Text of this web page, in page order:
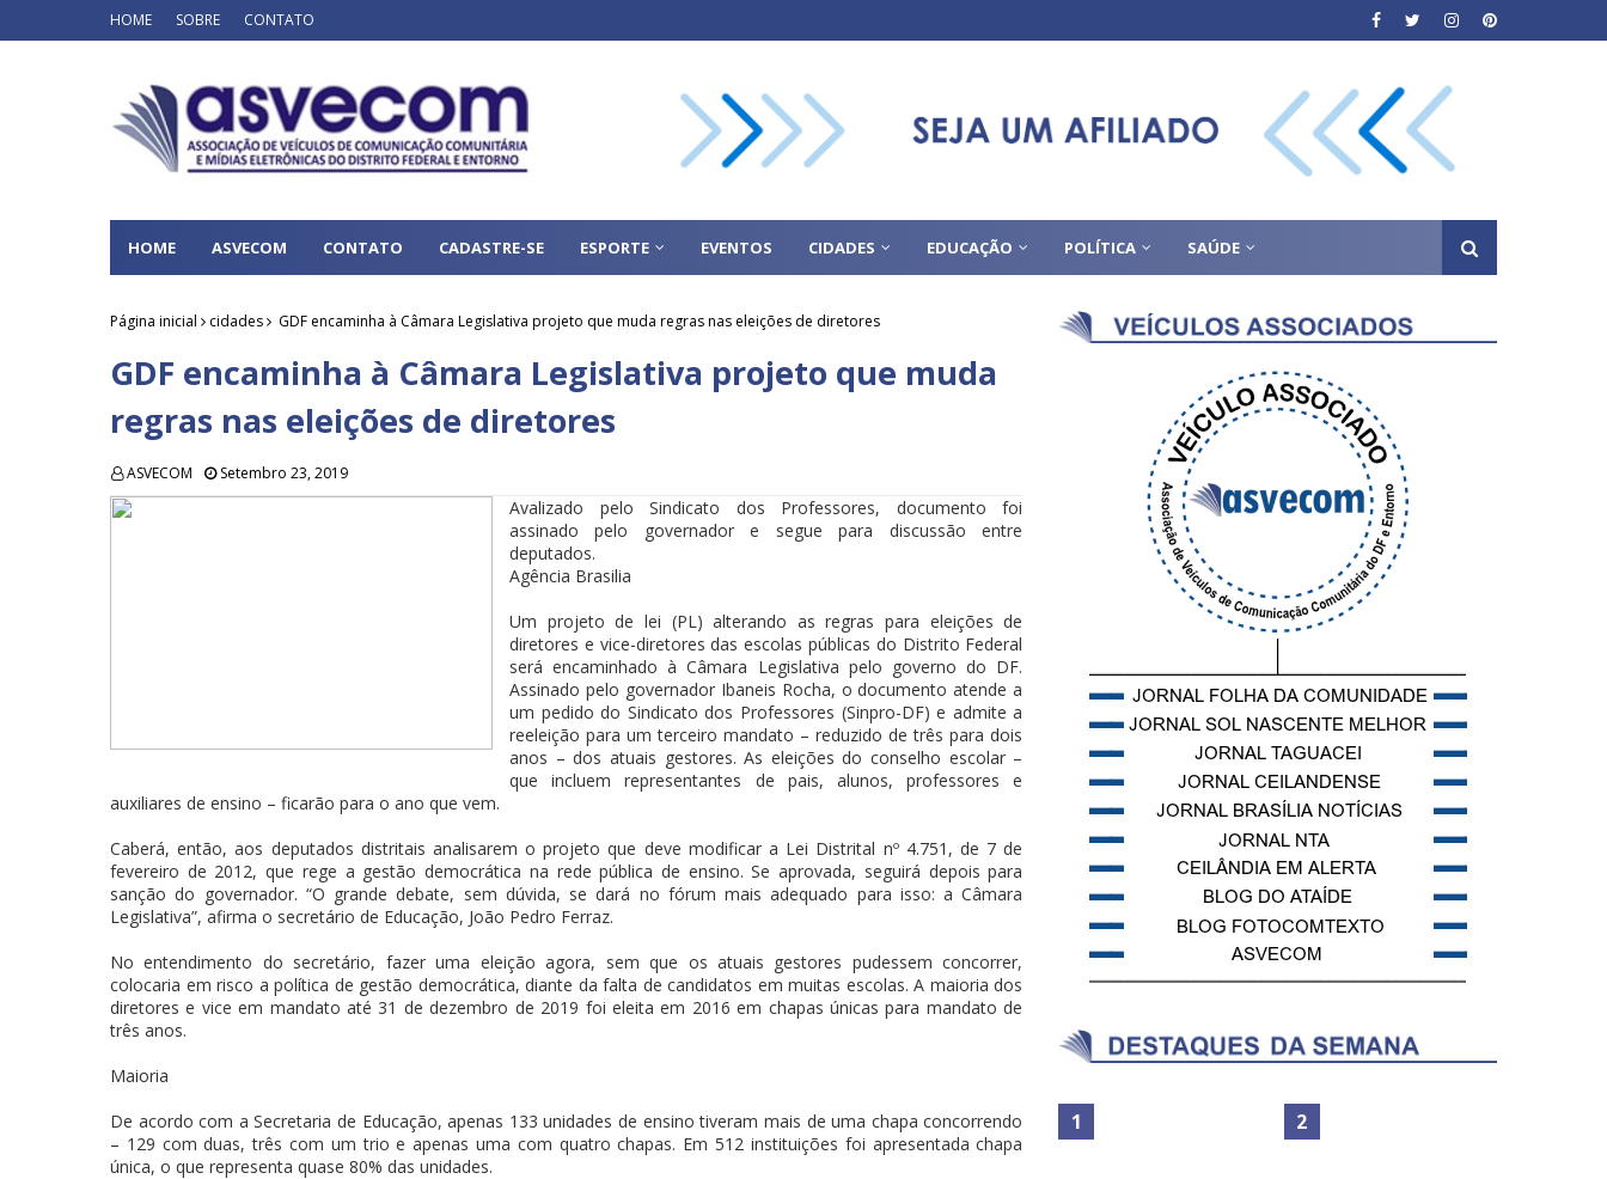
HOME SOBRE CONTATO
HOME ASVECOM CONTATO CADASTRE-SE ESPORTE EVENTOS CIDADES EDUCAÇÃO POLÍTICA SAÚDE
Página inicial cidades GDF encaminha à Câmara Legislativa projeto que muda regras nas eleições de diretores
GDF encaminha à Câmara Legislativa projeto que muda
regras nas eleições de diretores
ASVECOM Setembro 23, 2019
Avalizado pelo Sindicato dos Professores, documento foi
assinado pelo governador e segue para discussão entre
deputados.
Agência Brasilia
Um projeto de lei (PL) alterando as regras para eleições de
diretores e vice-diretores das escolas públicas do Distrito Federal
será encaminhado à Câmara Legislativa pelo governo do DF.
Assinado pelo governador Ibaneis Rocha, o documento atende a
um pedido do Sindicato dos Professores (Sinpro-DF) e admite a
reeleição para um terceiro mandato – reduzido de três para dois
anos – dos atuais gestores. As eleições do conselho escolar –
que incluem representantes de pais, alunos, professores e
auxiliares de ensino – ficarão para o ano que vem.
Caberá, então, aos deputados distritais analisarem o projeto que deve modificar a Lei Distrital nº 4.751, de 7 de
fevereiro de 2012, que rege a gestão democrática na rede pública de ensino. Se aprovada, seguirá depois para
sanção do governador. “O grande debate, sem dúvida, se dará no fórum mais adequado para isso: a Câmara
Legislativa”, afirma o secretário de Educação, João Pedro Ferraz.
No entendimento do secretário, fazer uma eleição agora, sem que os atuais gestores pudessem concorrer,
colocaria em risco a política de gestão democrática, diante da falta de candidatos em muitas escolas. A maioria dos
diretores e vice em mandato até 31 de dezembro de 2019 foi eleita em 2016 em chapas únicas para mandato de
três anos.
Maioria
De acordo com a Secretaria de Educação, apenas 133 unidades de ensino tiveram mais de uma chapa concorrendo
– 129 com duas, três com um trio e apenas uma com quatro chapas. Em 512 instituições foi apresentada chapa
única, o que representa quase 80% das unidades.